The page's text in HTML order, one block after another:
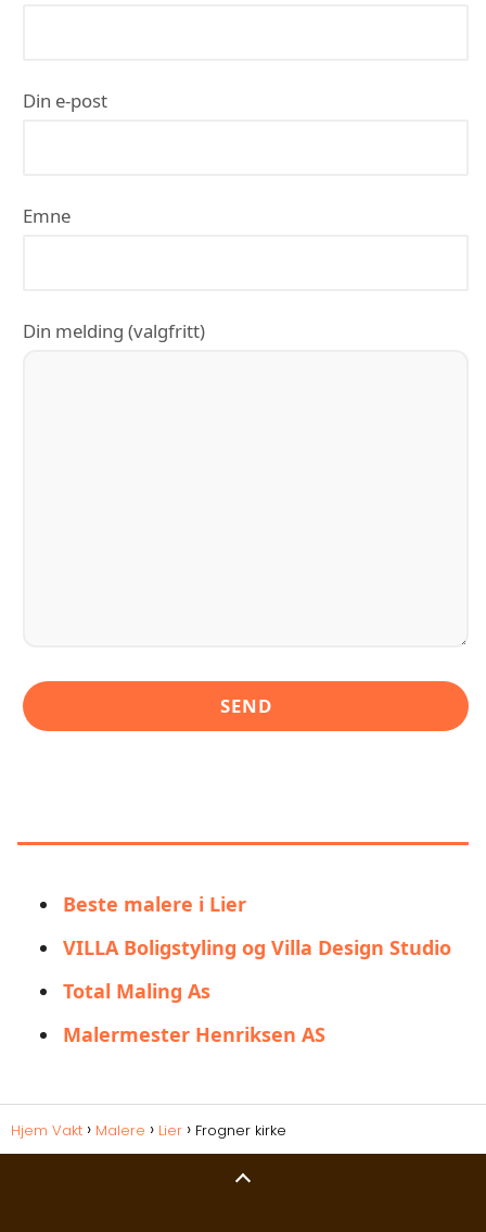
Din e-post
Emne
Din melding (valgfritt)
Beste malere i Lier
VILLA Boligstyling og Villa Design Studio
Total Maling As
Malermester Henriksen AS
Hjem Vakt Malere Lier Frogner kirke